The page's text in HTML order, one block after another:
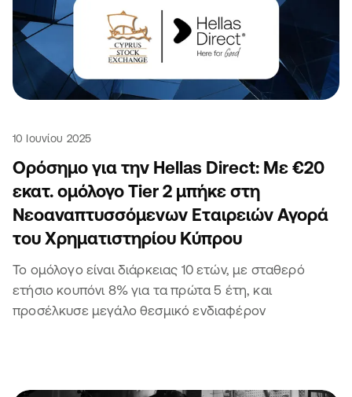
10 Ιουνίου 2025
Ορόσημο για την Hellas Direct: Με €20
εκατ. ομόλογο Tier 2 μπήκε στη
Νεοαναπτυσσόμενων Εταιρειών Αγορά
του Χρηματιστηρίου Κύπρου
Το ομόλογο είναι διάρκειας 10 ετών, με σταθερό
ετήσιο κουπόνι 8% για τα πρώτα 5 έτη, και
προσέλκυσε μεγάλο θεσμικό ενδιαφέρον